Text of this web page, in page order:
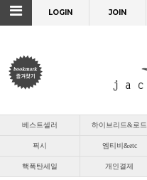
LOGIN JOIN
베스트셀러 하이브리드&로드
픽시 엠티비&etc
핵폭탄세일 개인결제